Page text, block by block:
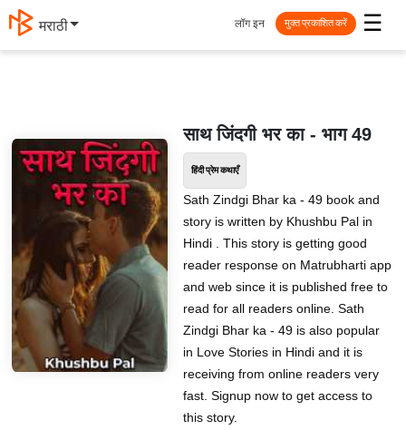
मराठी ☰
लॉग इन मुक्त प्रकाशित करें
साथ जिंदगी भर का - भाग 49
हिंदी प्रेम कथाएँ
Sath Zindgi Bhar ka - 49 book and
story is written by Khushbu Pal in
Hindi . This story is getting good
reader response on Matrubharti app
and web since it is published free to
read for all readers online. Sath
Zindgi Bhar ka - 49 is also popular
in Love Stories in Hindi and it is
receiving from online readers very
fast. Signup now to get access to
this story.